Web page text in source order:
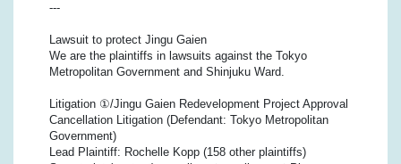
---
Lawsuit to protect Jingu Gaien
We are the plaintiffs in lawsuits against the Tokyo
Metropolitan Government and Shinjuku Ward.
Litigation ①/Jingu Gaien Redevelopment Project Approval
Cancellation Litigation (Defendant: Tokyo Metropolitan
Government)
Lead Plaintiff: Rochelle Kopp (158 other plaintiffs)